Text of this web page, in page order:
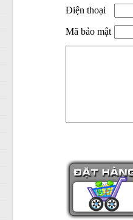
Điện thoại
Mã bảo mật